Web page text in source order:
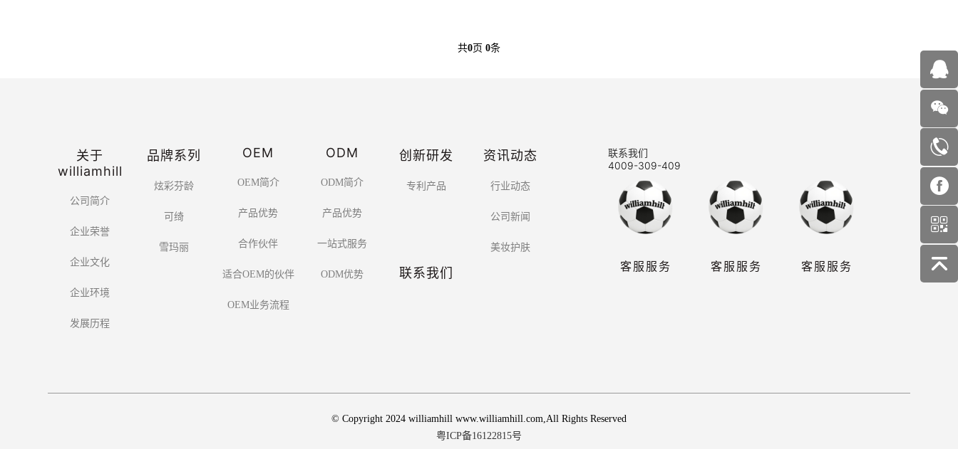
共0页 0条
关于
williamhill
公司简介
企业荣誉
企业文化
企业环境
发展历程
品牌系列
炫彩芬龄
可绮
雪玛丽
OEM
OEM简介
产品优势
合作伙伴
适合OEM的伙伴
OEM业务流程
ODM
ODM简介
产品优势
一站式服务
ODM优势
创新研发
专利产品
资讯动态
行业动态
公司新闻
美妆护肤
联系我们
联系我们
4009-309-409
客服服务 客服服务 客服服务
© Copyright 2024 williamhill www.williamhill.com,All Rights Reserved
粤ICP备16122815号